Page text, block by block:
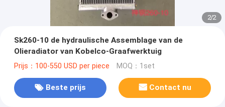
2/2
Sk260-10 de hydraulische Assemblage van de
Olieradiator van Kobelco-Graafwerktuig
Prijs：100-550 USD per piece MOQ：1set
Beste prijs Contact nu